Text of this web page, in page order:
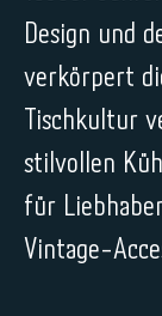
Design und
verkörpert
Tischkultur
stilvollen
für
Vintage-